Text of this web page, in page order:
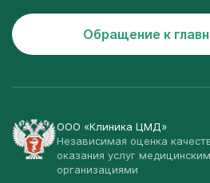
Обращение к
ООО «Клиника ЦМД»
Независимая оценка
оказания услуг
организациями